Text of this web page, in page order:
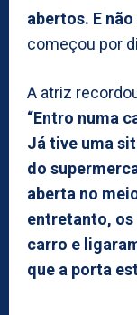
abertos. E
começou por
A atriz
“Entro numa
Já tive uma
do
aberta no
entretanto, os
carro e
que a porta